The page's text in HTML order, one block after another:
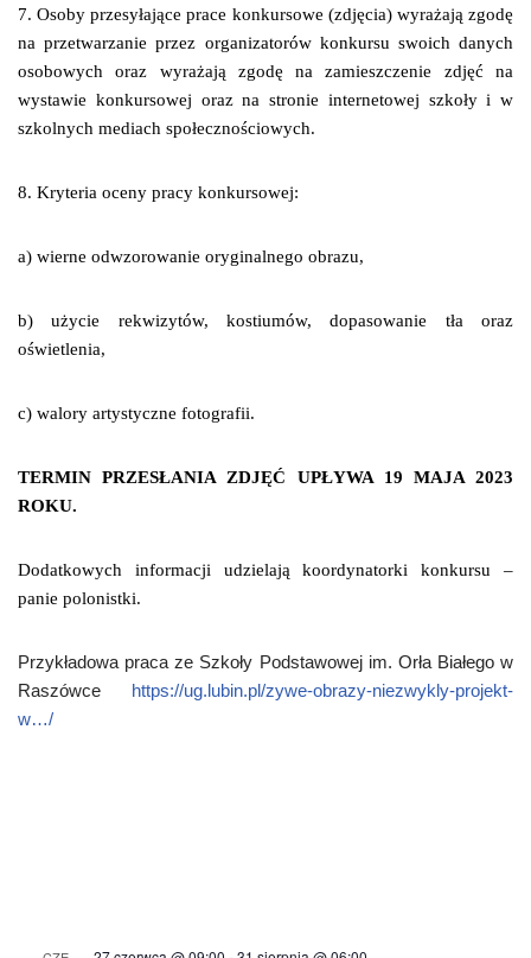
7. Osoby przesyłające prace konkursowe (zdjęcia) wyrażają zgodę
na przetwarzanie przez organizatorów konkursu swoich danych
osobowych oraz wyrażają zgodę na zamieszczenie zdjęć na
wystawie konkursowej oraz na stronie internetowej szkoły i w
szkolnych mediach społecznościowych.
8. Kryteria oceny pracy konkursowej:
a) wierne odwzorowanie oryginalnego obrazu,
b) użycie rekwizytów, kostiumów, dopasowanie tła oraz
oświetlenia,
c) walory artystyczne fotografii.
TERMIN PRZESŁANIA ZDJĘĆ UPŁYWA 19 MAJA 2023
ROKU.
Dodatkowych informacji udzielają koordynatorki konkursu –
panie polonistki.
Przykładowa praca ze Szkoły Podstawowej im. Orła Białego w
Raszówce https://ug.lubin.pl/zywe-obrazy-niezwykly-projekt-
w…/